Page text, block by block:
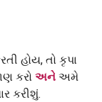
હોય, તો કૃપા
કરો અને અમે
કરીશું.